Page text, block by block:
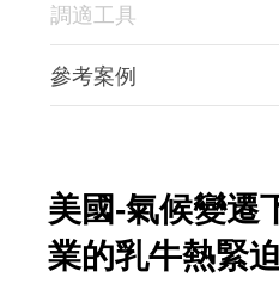
調適工具
參考案例
美國-氣候變遷
業的乳牛熱緊